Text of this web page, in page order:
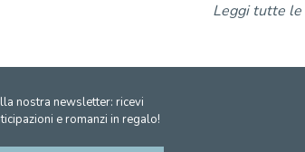
Leggi tutte le
nostra newsletter: ricevi
e romanzi in regalo!